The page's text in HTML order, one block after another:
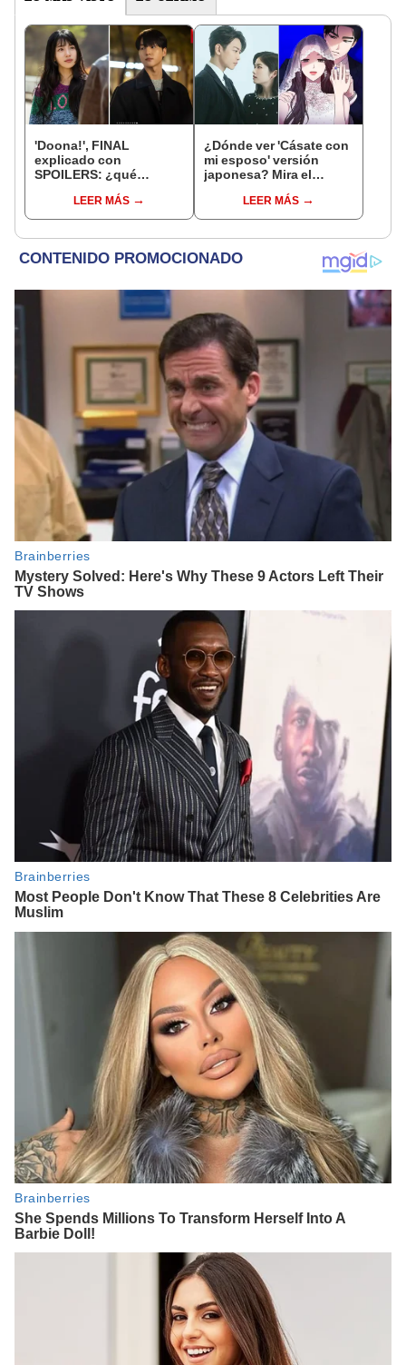
'Doona!', FINAL
explicado con
SPOILERS: ¿qué
de Suzy y Se Jong en
Netflix?
LEER MÁS
¿Dónde ver 'Cásate con
mi esposo' versión
japonesa? Mira el
subtítulosLEER MÁS